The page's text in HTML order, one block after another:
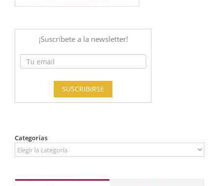
Categorías
Categorías